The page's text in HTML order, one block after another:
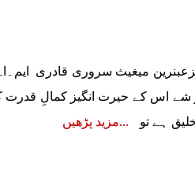
میغیث سروری قادری
اس کے حیرت انگیز کمالِ قدرت کا
ہے تو
مزید پڑھیں